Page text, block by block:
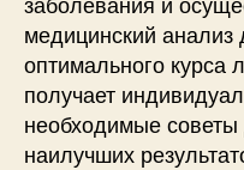
медицинский
оптимального курса
получает
необходимые
наилучших